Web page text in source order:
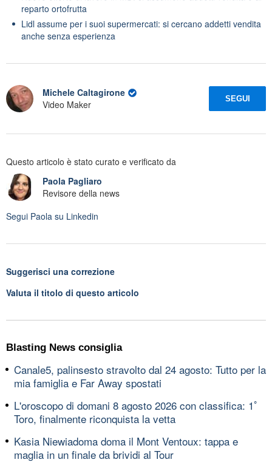
reparto ortofrutta
Lidl assume per i suoi supermercati: si cercano addetti vendita
anche senza esperienza
Michele Caltagirone
Video Maker
SEGUI
Questo articolo è stato curato e verificato da
Paola Pagliaro
Revisore della news
Segui Paola su Linkedin
Suggerisci una correzione
Valuta il titolo di questo articolo
Blasting News consiglia
Canale5, palinsesto stravolto dal 24 agosto: Tutto per la
mia famiglia e Far Away spostati
L'oroscopo di domani 8 agosto 2026 con classifica: 1ﾟ
Toro, finalmente riconquista la vetta
Kasia Niewiadoma doma il Mont Ventoux: tappa e
maglia in un finale da brividi al Tour